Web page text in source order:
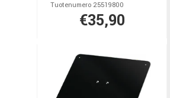
Tuotenumero 25519800
€35,90